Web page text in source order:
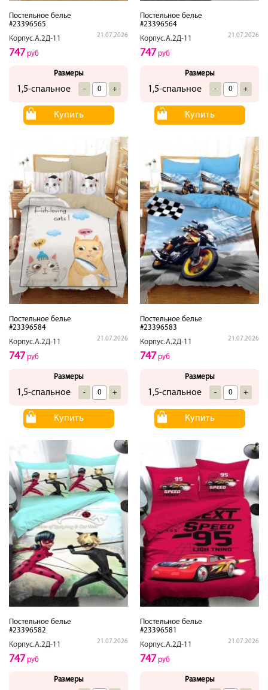
Постельное белье
#23396565
Корпус.А.2Д-11
21.07.2026
747 руб
Размеры
1,5-спальное - +
Купить
Постельное белье
#23396564
Корпус.А.2Д-11
21.07.2026
747 руб
Размеры
1,5-спальное - +
Купить
Постельное белье
#23396584
Корпус.А.2Д-11
21.07.2026
747 руб
Размеры
1,5-спальное - +
Купить
Постельное белье
#23396583
Корпус.А.2Д-11
21.07.2026
747 руб
Размеры
1,5-спальное - +
Купить
Постельное белье
#23396582
Корпус.А.2Д-11
21.07.2026
747 руб
Размеры
Постельное белье
#23396581
Корпус.А.2Д-11
21.07.2026
747 руб
Размеры